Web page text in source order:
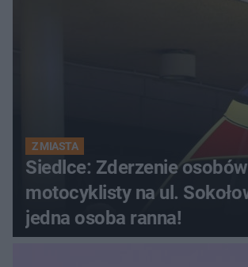
Z MIASTA
Siedlce: Zderzenie
motocyklisty na ul.
jedna osoba ranna!